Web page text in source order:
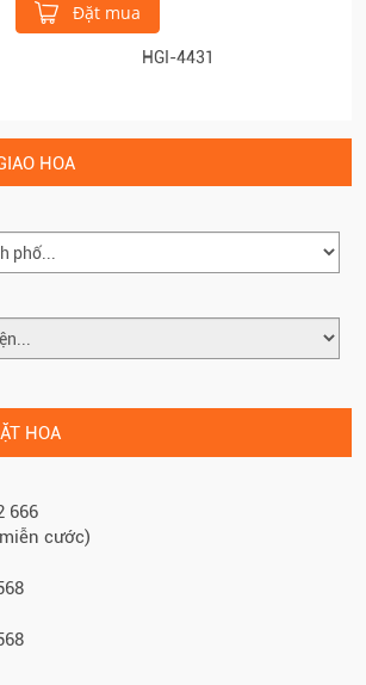
Đặt mua
HGI-4431
HOA
HOA
666
cước)